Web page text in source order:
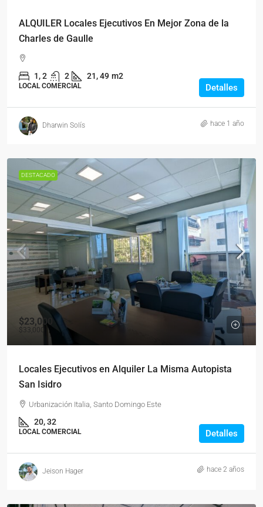
ALQUILER Locales Ejecutivos En Mejor Zona de la
Charles de Gaulle
1, 2 2 21, 49 m2
LOCAL COMERCIAL Detalles
Dharwin Solís hace 1 año
DESTACADO
$23,000
$33,000
Locales Ejecutivos en Alquiler La Misma Autopista
San Isidro
Urbanización Italia, Santo Domingo Este
20, 32
LOCAL COMERCIAL Detalles
Jeison Hager hace 2 años